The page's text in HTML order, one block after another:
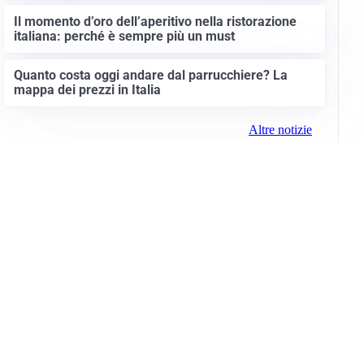
Il momento d’oro dell’aperitivo nella ristorazione
italiana: perché è sempre più un must
Quanto costa oggi andare dal parrucchiere? La
mappa dei prezzi in Italia
Altre notizie